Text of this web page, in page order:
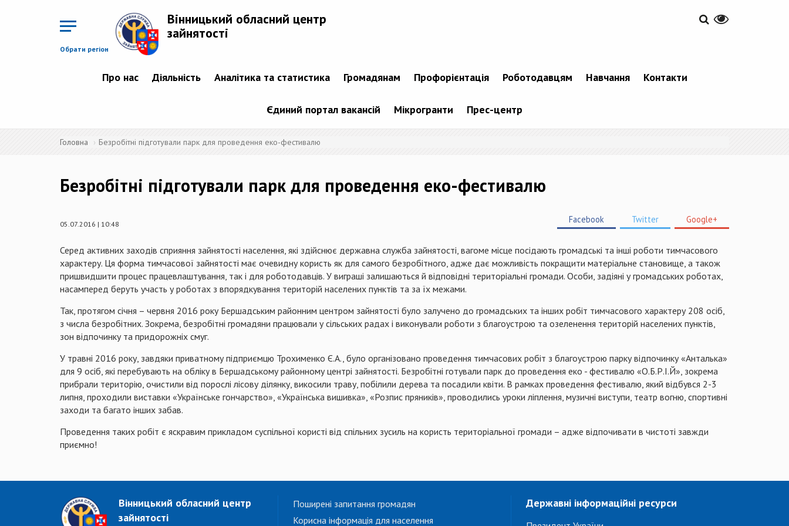
Обрати регіон
Вінницький обласний центр
зайнятості
Про нас Діяльність Аналітика та статистика Громадянам Профорієнтація Роботодавцям Навчання Контакти
Єдиний портал вакансій Мікрогранти Прес-центр
Головна Безробітні підготували парк для проведення еко-фестивалю
Безробітні підготували парк для проведення еко-фестивалю
05.07.2016 | 10:48 Facebook Twitter Google+
Серед активних заходів сприяння зайнятості населення, які здійснює державна служба зайнятості, вагоме місце посідають громадські та інші роботи тимчасового
характеру. Ця форма тимчасової зайнятості має очевидну користь як для самого безробітного, адже дає можливість покращити матеріальне становище, а також
пришвидшити процес працевлаштування, так і для роботодавців. У виграші залишаються й відповідні територіальні громади. Особи, задіяні у громадських роботах,
насамперед беруть участь у роботах з впорядкування територій населених пунктів та за їх межами.
Так, протягом січня – червня 2016 року Бершадським районним центром зайнятості було залучено до громадських та інших робіт тимчасового характеру 208 осіб,
з числа безробітних. Зокрема, безробітні громадяни працювали у сільських радах і виконували роботи з благоустрою та озеленення територій населених пунктів,
зон відпочинку та придорожніх смуг.
У травні 2016 року, завдяки приватному підприємцю Трохименко Є.А., було організовано проведення тимчасових робіт з благоустрою парку відпочинку «Анталька»
для 9 осіб, які перебувають на обліку в Бершадському районному центрі зайнятості. Безробітні готували парк до проведення еко - фестивалю «О.Б.Р.І.Й», зокрема
прибрали територію, очистили від порослі лісову ділянку, викосили траву, побілили дерева та посадили квіти. В рамках проведення фестивалю, який відбувся 2-3
липня, проходили виставки «Українське гончарство», «Українська вишивка», «Розпис пряників», проводились уроки ліплення, музичні виступи, театр вогню, спортивні
заходи та багато інших забав.
Проведення таких робіт є яскравим прикладом суспільної користі від спільних зусиль на користь територіальної громади – адже відпочивати в чистоті завжди
приємно!
Вінницький обласний центр
зайнятості
Поширені запитання громадян
Корисна інформація для населення
Державні інформаційні ресурси